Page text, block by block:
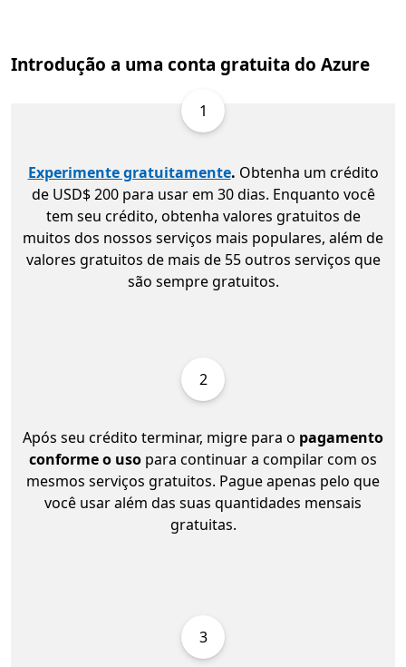
Introdução a uma conta gratuita do Azure
1
Experimente gratuitamente. Obtenha um crédito
de USD$ 200 para usar em 30 dias. Enquanto você
tem seu crédito, obtenha valores gratuitos de
muitos dos nossos serviços mais populares, além de
valores gratuitos de mais de 55 outros serviços que
são sempre gratuitos.
2
Após seu crédito terminar, migre para o pagamento
conforme o uso para continuar a compilar com os
mesmos serviços gratuitos. Pague apenas pelo que
você usar além das suas quantidades mensais
gratuitas.
3